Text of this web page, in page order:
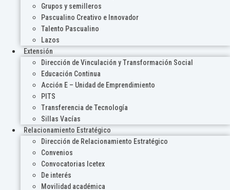
Grupos y semilleros
Pascualino Creativo e Innovador
Talento Pascualino
Lazos
Extensión
Dirección de Vinculación y Transformación Social
Educación Continua
Acción E – Unidad de Emprendimiento
PITS
Transferencia de Tecnología
Sillas Vacías
Relacionamiento Estratégico
Dirección de Relacionamiento Estratégico
Convenios
Convocatorias Icetex
De interés
Movilidad académica